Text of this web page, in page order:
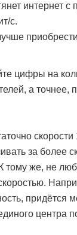
интернет с
с.
цифры на
а точнее,
за более
тому же, не
придётся
центра